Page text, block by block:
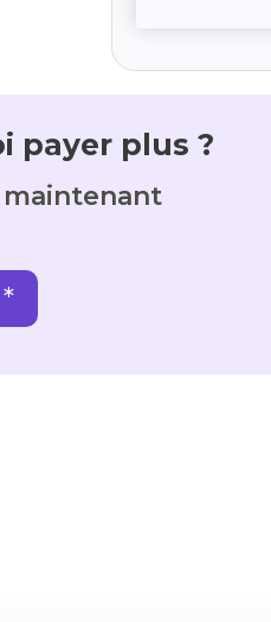
payer plus ?
maintenant